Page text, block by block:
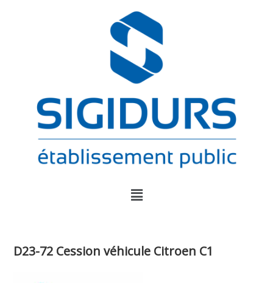
D23-72 Cession véhicule Citroen C1